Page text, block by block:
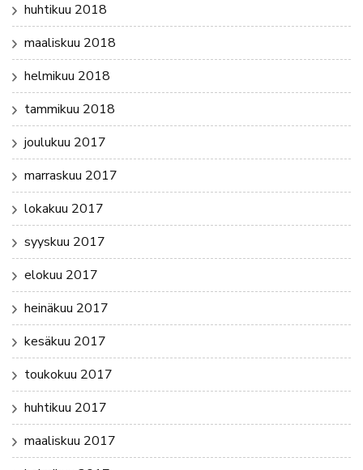
huhtikuu 2018
maaliskuu 2018
helmikuu 2018
tammikuu 2018
joulukuu 2017
marraskuu 2017
lokakuu 2017
syyskuu 2017
elokuu 2017
heinäkuu 2017
kesäkuu 2017
toukokuu 2017
huhtikuu 2017
maaliskuu 2017